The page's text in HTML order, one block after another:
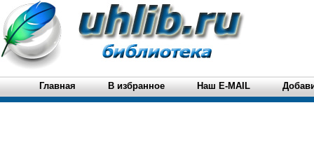
Главная В избранное Наш E-MAIL